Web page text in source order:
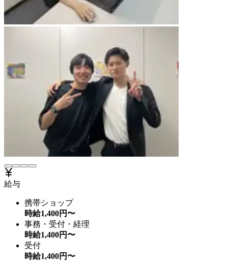
給与
携帯ショップ
時給1,400円〜
事務・受付・経理
時給1,400円〜
受付
時給1,400円〜